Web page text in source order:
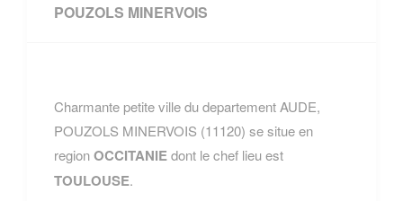
POUZOLS MINERVOIS
Charmante petite ville du departement AUDE,
POUZOLS MINERVOIS (11120) se situe en
regionOCCITANIEdont le chef lieu est
TOULOUSE.